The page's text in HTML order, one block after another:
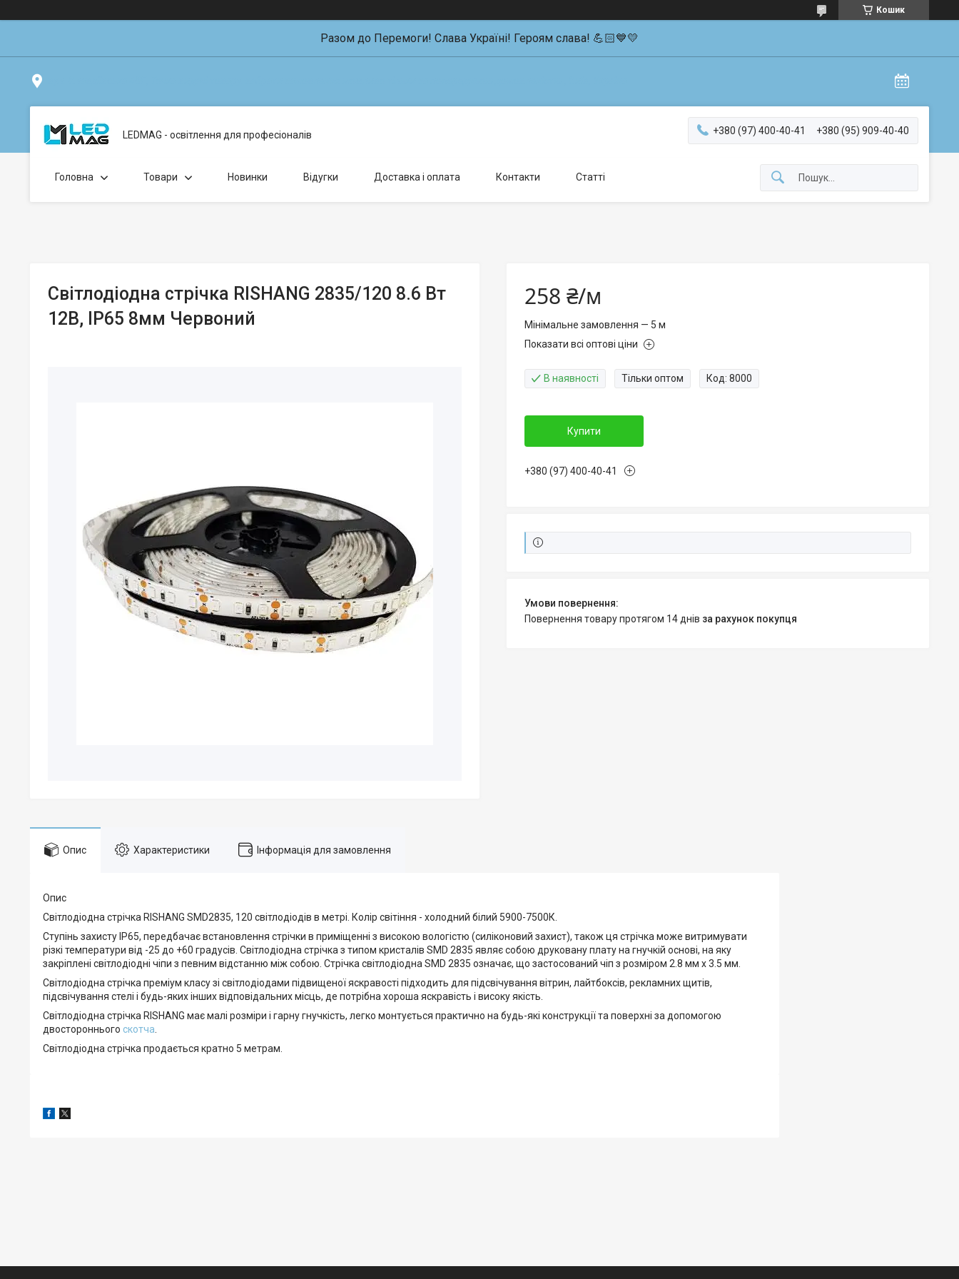
Кошик
Разом до Перемоги! Слава Україні! Героям слава! 💪🏻💙💛
LEDMAG - освітлення для професіоналів +380 (97) 400-40-41 +380 (95) 909-40-40
Головна Товари Новинки Відугки Доставка і оплата Контакти Статті
Світлодіодна стрічка RISHANG 2835/120 8.6 Вт
12В, IP65 8мм Червоний
258 ₴/м
Мінімальне замовлення — 5 м
Показати всі оптові ціни
В наявності Тільки оптом Код: 8000
Купити
+380 (97) 400-40-41
повернення товару протягом 14 днів за рахунок покупця
Опис Характеристики Інформація для замовлення
Опис
Світлодіодна стрічка RISHANG SMD2835, 120 світлодіодів в метрі. Колір світіння - холодний білий 5900-7500К.
Ступінь захисту IP65, передбачає встановлення стрічки в приміщенні з високою вологістю (силіконовий захист), також ця стрічка може витримувати
різкі температури від -25 до +60 градусів. Світлодіодна стрічка з типом кристалів SMD 2835 являє собою друковану плату на гнучкій основі, на яку
закріплені світлодіодні чіпи з певним відстанню між собою. Стрічка світлодіодна SMD 2835 означає, що застосований чіп з розміром 2.8 мм х 3.5 мм.
Світлодіодна стрічка преміум класу зі світлодіодами підвищеної яскравості підходить для підсвічування вітрин, лайтбоксів, рекламних щитів,
підсвічування стелі і будь-яких інших відповідальних місць, де потрібна хороша яскравість і високу якість.
Світлодіодна стрічка RISHANG має малі розміри і гарну гнучкість, легко монтується практично на будь-які конструкції та поверхні за допомогою
двостороннього скотча
Світлодіодна стрічка продається кратно 5 метрам.